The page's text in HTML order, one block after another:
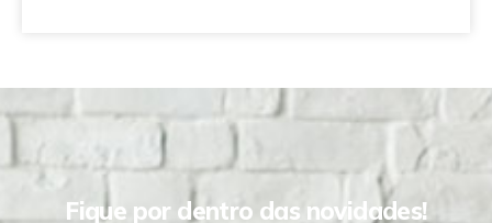
Fique por dentro das novidades!